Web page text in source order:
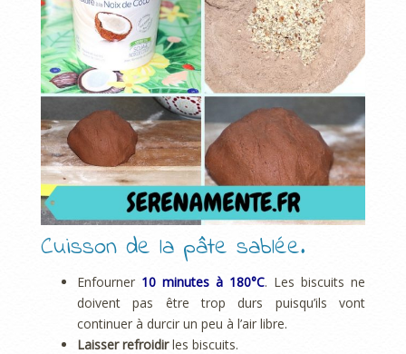
Cuisson de la pâte sablée.
Enfourner 10 minutes à 180°C. Les biscuits ne
doivent pas être trop durs puisqu’ils vont
continuer à durcir un peu à l’air libre.
Laisser refroidirles biscuits.